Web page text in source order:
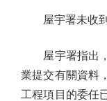
屋宇署未收到
屋宇署指出，
業提交有關資料
工程項目的委任